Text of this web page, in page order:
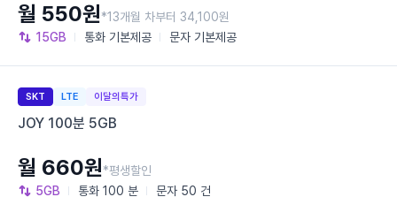
15GB 통화 기본제공 문자 기본제공
월 550원*13개월 차부터 34,100원
SKT LTE 이달의특가
JOY 100분 5GB
5GB 통화 100 분 문자 50 건
월 660원*평생할인